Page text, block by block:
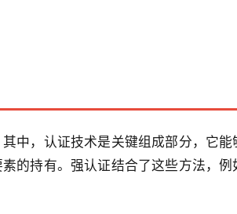
中，认证技术是关键组成部分，它
的持有。强认证结合了这些方法，